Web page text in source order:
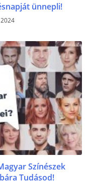
ünnepli!
Színészek
Tudásod!